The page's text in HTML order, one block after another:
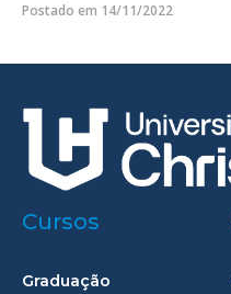
Postado em 14/11/2022
Cursos
Graduação